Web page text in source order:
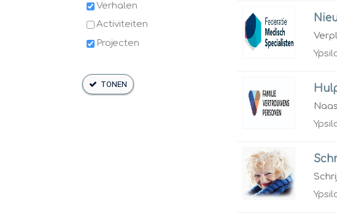
Verhalen
Activiteiten
Projecten
TONEN